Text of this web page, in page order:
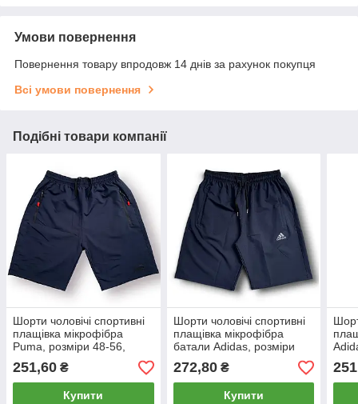
Умови повернення
Повернення товару впродовж 14 днів за рахунок покупця
Всі умови повернення
Подібні товари компанії
Шорти чоловічі спортивні
плащівка мікрофібра
Puma, розміри 48-56,
темно-сині, 011592
251,60 ₴
Купити
Шорти чоловічі спортивні
плащівка мікрофібра
батали Adidas, розміри
56-64, темно-сині, 011486
272,80₴
Купити